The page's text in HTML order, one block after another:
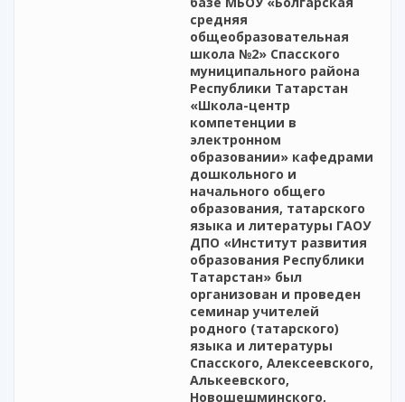
средняя
общеобразовательная
школа №2» Спасского
муниципального района
Республики Татарстан
«Школа-центр
компетенции в
электронном
образовании» кафедрами
дошкольного и
начального общего
образования, татарского
языка и литературы ГАОУ
ДПО «Институт развития
образования Республики
Татарстан» был
организован и проведен
семинар учителей
родного (татарского)
языка и литературы
Спасского, Алексеевского,
Алькеевского,
Новошешминского,